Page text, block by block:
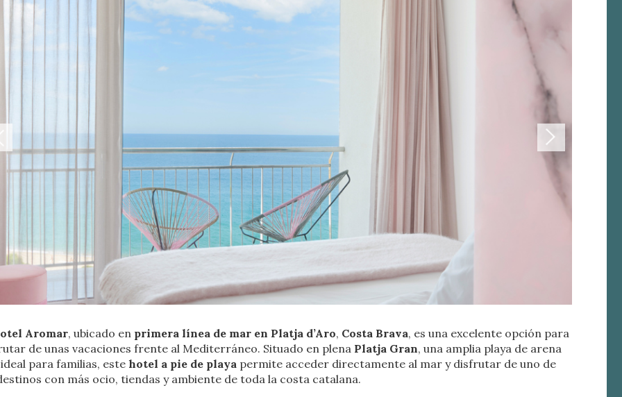
Aromar, ubicado en primera línea de mar en Platja d’Aro, Costa Brava, es una excelente opción para
de unas vacaciones frente al Mediterráneo. Situado en plena Platja Gran, una amplia playa de arena
para familias, estehotel a pie de playa permite acceder directamente al mar y disfrutar de uno de
con más ocio, tiendas y ambiente de toda la costa catalana.
cookies
y funcionales
Siempre activas
web utiliza Cookies propias para recopilar información con la finalidad de
nuestros servicios. Si continua navegando, supone la aceptación de la